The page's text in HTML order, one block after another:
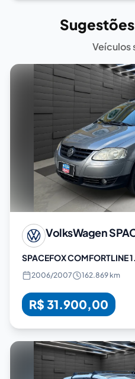
Veículos
VolksWagen
SPACEFOX COMFORTLINE
2006/2007 162.869 km
R$ 31.900,00